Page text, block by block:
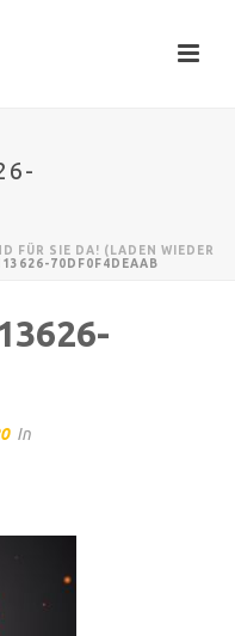
FÜR SIE DA! (LADEN WIEDER
70DF0F4DEAAB
In